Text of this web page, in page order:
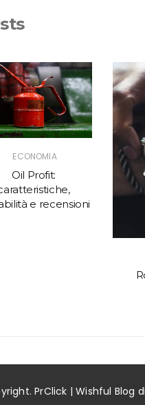
ECONOMIA
Oil Profit:
e recensioni
PrClick | Wishful Blog